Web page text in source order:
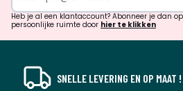
Heb je al een klantaccount? Abonneer je dan
persoonlijke ruimte door hier te klikken
SNELLE LEVERING EN OP MAAT !